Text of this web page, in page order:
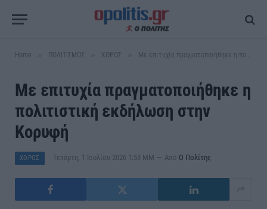
Home ΠΟΛΙΤΙΣΜΟΣ ΧΟΡΟΣ Με επιτυχία πραγματοποιήθηκε η πολιτιστική εκδήλωση στην Κορυφή
Με επιτυχία πραγματοποιήθηκε η
πολιτιστική εκδήλωση στην
Κορυφή
ΧΟΡΟΣ Τετάρτη, 1 Ιουλίου 2026 1:53 ΜΜ Από Ο Πολίτης